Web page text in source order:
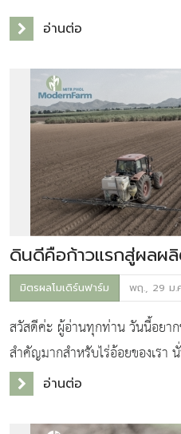
อ่านต่อ
ดินดีคือก้าวแรกสู่ผลผ
มิตรผลโมเดิร์นฟาร์ม พฤ., 29 ม.
สวัสดีค่ะ ผู้อ่านทุกท่าน วันนี้อยา
สำคัญมากสำหรับไร่อ้อยของเรา
เข้าใจสภาพดินที่ไร่ของเราว่าเป็น
อ่านต่อ